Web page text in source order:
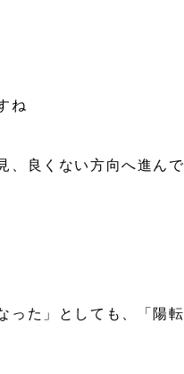
ね
、良くない方向へ進ん
った」としても、「陽